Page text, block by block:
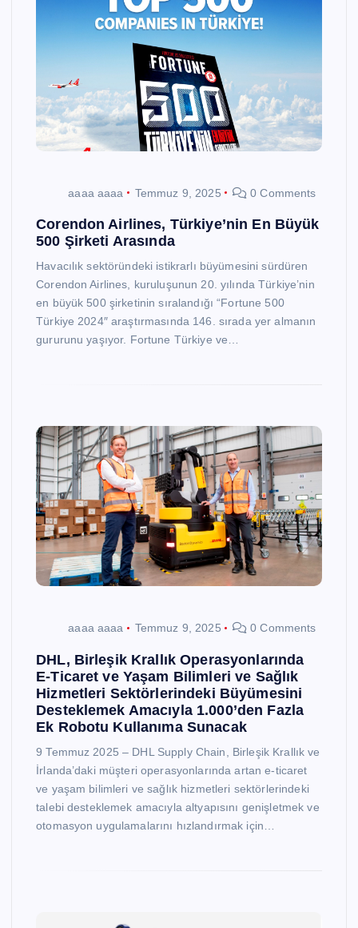
aaaa aaaa Temmuz 9, 2025 0 Comments
Corendon Airlines, Türkiye’nin En Büyük
500 Şirketi Arasında
Havacılık sektöründeki istikrarlı büyümesini sürdüren
Corendon Airlines, kuruluşunun 20. yılında Türkiye’nin
en büyük 500 şirketinin sıralandığı “Fortune 500
Türkiye 2024″ araştırmasında 146. sırada yer almanın
gururunu yaşıyor. Fortune Türkiye ve…
aaaa aaaa Temmuz 9, 2025 0 Comments
DHL, Birleşik Krallık Operasyonlarında
E-Ticaret ve Yaşam Bilimleri ve Sağlık
Hizmetleri Sektörlerindeki Büyümesini
Desteklemek Amacıyla 1.000’den Fazla
Ek Robotu Kullanıma Sunacak
9 Temmuz 2025 – DHL Supply Chain, Birleşik Krallık ve
İrlanda’daki müşteri operasyonlarında artan e-ticaret
ve yaşam bilimleri ve sağlık hizmetleri sektörlerindeki
talebi desteklemek amacıyla altyapısını genişletmek ve
otomasyon uygulamalarını hızlandırmak için…